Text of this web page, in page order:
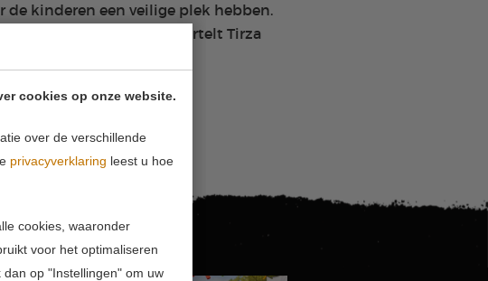
cookies op onze website.
over de verschillende
privacyverklaring leest u hoe
cookies, waaronder
voor het optimaliseren
op "Instellingen" om uw
kinderen een veilige plek hebben.
kunnen vergeten," vertelt Tirza